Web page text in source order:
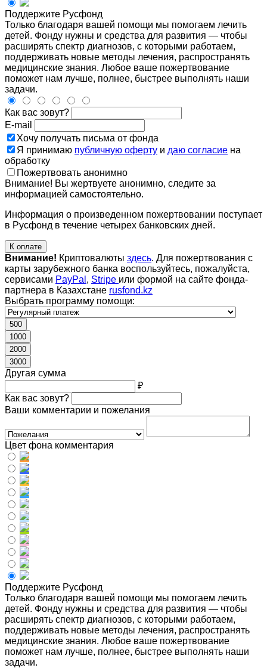
Поддержите Русфонд
Только благодаря вашей помощи мы помогаем лечить
детей. Фонду нужны и средства для развития — чтобы
расширять спектр диагнозов, с которыми работаем,
поддерживать новые методы лечения, распространять
медицинские знания. Любое ваше пожертвование
поможет нам лучше, полнее, быстрее выполнять наши
задачи.
Как вас зовут?
E-mail
Хочу получать письма от фонда
Я принимаю публичную оферту и даю согласие на
обработку
Пожертвовать анонимно
Внимание! Вы жертвуете анонимно, следите за
информацией самостоятельно.
Информация о произведенном пожертвовании поступает
в Русфонд в течение четырех банковских дней.
К оплате
Внимание! Криптовалюты здесь. Для пожертвования с
карты зарубежного банка воспользуйтесь, пожалуйста,
сервисами PayPal , Stripe или формой на сайте фонда-
партнера в Казахстане rusfond.kz
Выбрать программу помощи:
500
1000
2000
3000
Другая сумма
₽
Как вас зовут?
Ваши комментарии и пожелания
Цвет фона комментария
Поддержите Русфонд
Только благодаря вашей помощи мы помогаем лечить
детей. Фонду нужны и средства для развития — чтобы
расширять спектр диагнозов, с которыми работаем,
поддерживать новые методы лечения, распространять
медицинские знания. Любое ваше пожертвование
поможет нам лучше, полнее, быстрее выполнять наши
задачи.